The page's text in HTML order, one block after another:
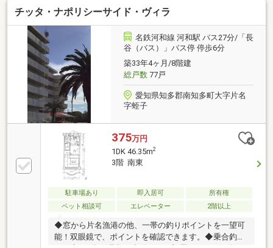
チッタ・ナポリシーサイド・ヴィラ
名鉄河和線 河和駅 バス27分/「長
谷（バス）」バス停 停歩6分
築33年4ヶ月/8階建
総戸数77戸
愛知県知多郡南知多町大字片名
字蛭子
375万円
1DK 46.35m2
3階 南東
駐車場あり 即入居可
所有権
ペット相談可
エレベーター 2階以上
◆窓から片名漁港の他、一帯の釣りポイントを一望可
能！双眼鏡で、ポイントを確認できます。◆乗合釣船